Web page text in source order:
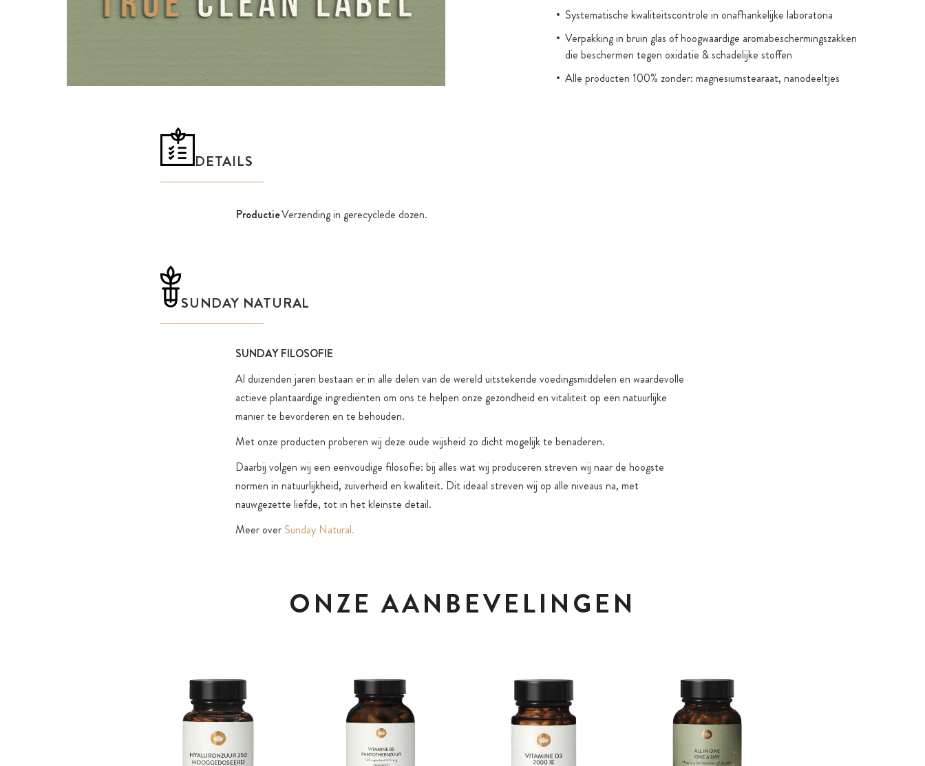
Systematische kwaliteitscontrole in onafhankelijke laboratoria
Verpakking in bruin glas of hoogwaardige aromabeschermingszakken
die beschermen tegen oxidatie & schadelijke stoffen
Alle producten 100% zonder: magnesiumstearaat, nanodeeltjes
DETAILS
ProductieVerzending in gerecyclede dozen.
SUNDAY NATURAL
SUNDAY FILOSOFIE
Al duizenden jaren bestaan er in alle delen van de wereld uitstekende voedingsmiddelen en waardevolle
actieve plantaardige ingrediënten om ons te helpen onze gezondheid en vitaliteit op een natuurlijke
manier te bevorderen en te behouden.
Met onze producten proberen wij deze oude wijsheid zo dicht mogelijk te benaderen.
Daarbij volgen wij een eenvoudige filosofie: bij alles wat wij produceren streven wij naar de hoogste
normen in natuurlijkheid, zuiverheid en kwaliteit. Dit ideaal streven wij op alle niveaus na, met
nauwgezette liefde, tot in het kleinste detail.
Meer over Sunday Natural.
ONZE AANBEVELINGEN